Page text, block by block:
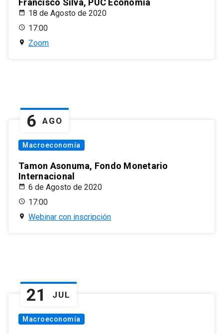
Francisco Silva, PUC Economía
18 de Agosto de 2020
17:00
Zoom
6 AGO
Macroeconomía
Tamon Asonuma, Fondo Monetario
Internacional
6 de Agosto de 2020
17:00
Webinar con inscripción
21 JUL
Macroeconomía